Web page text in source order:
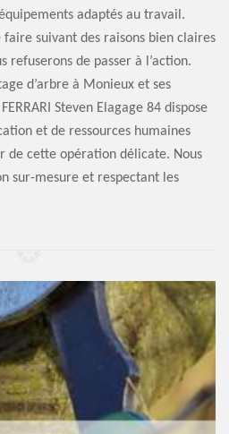
adaptés au travail.
faire suivant des raisons bien claires
refuserons de passer à l’action.
d’arbre à Monieux et ses
Steven Elagage 84 dispose
et de ressources humaines
de cette opération délicate. Nous
sur-mesure et respectant les